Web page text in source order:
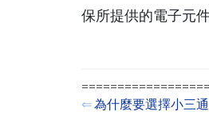
保所提供的電子元
⇐為什麼要選擇小三